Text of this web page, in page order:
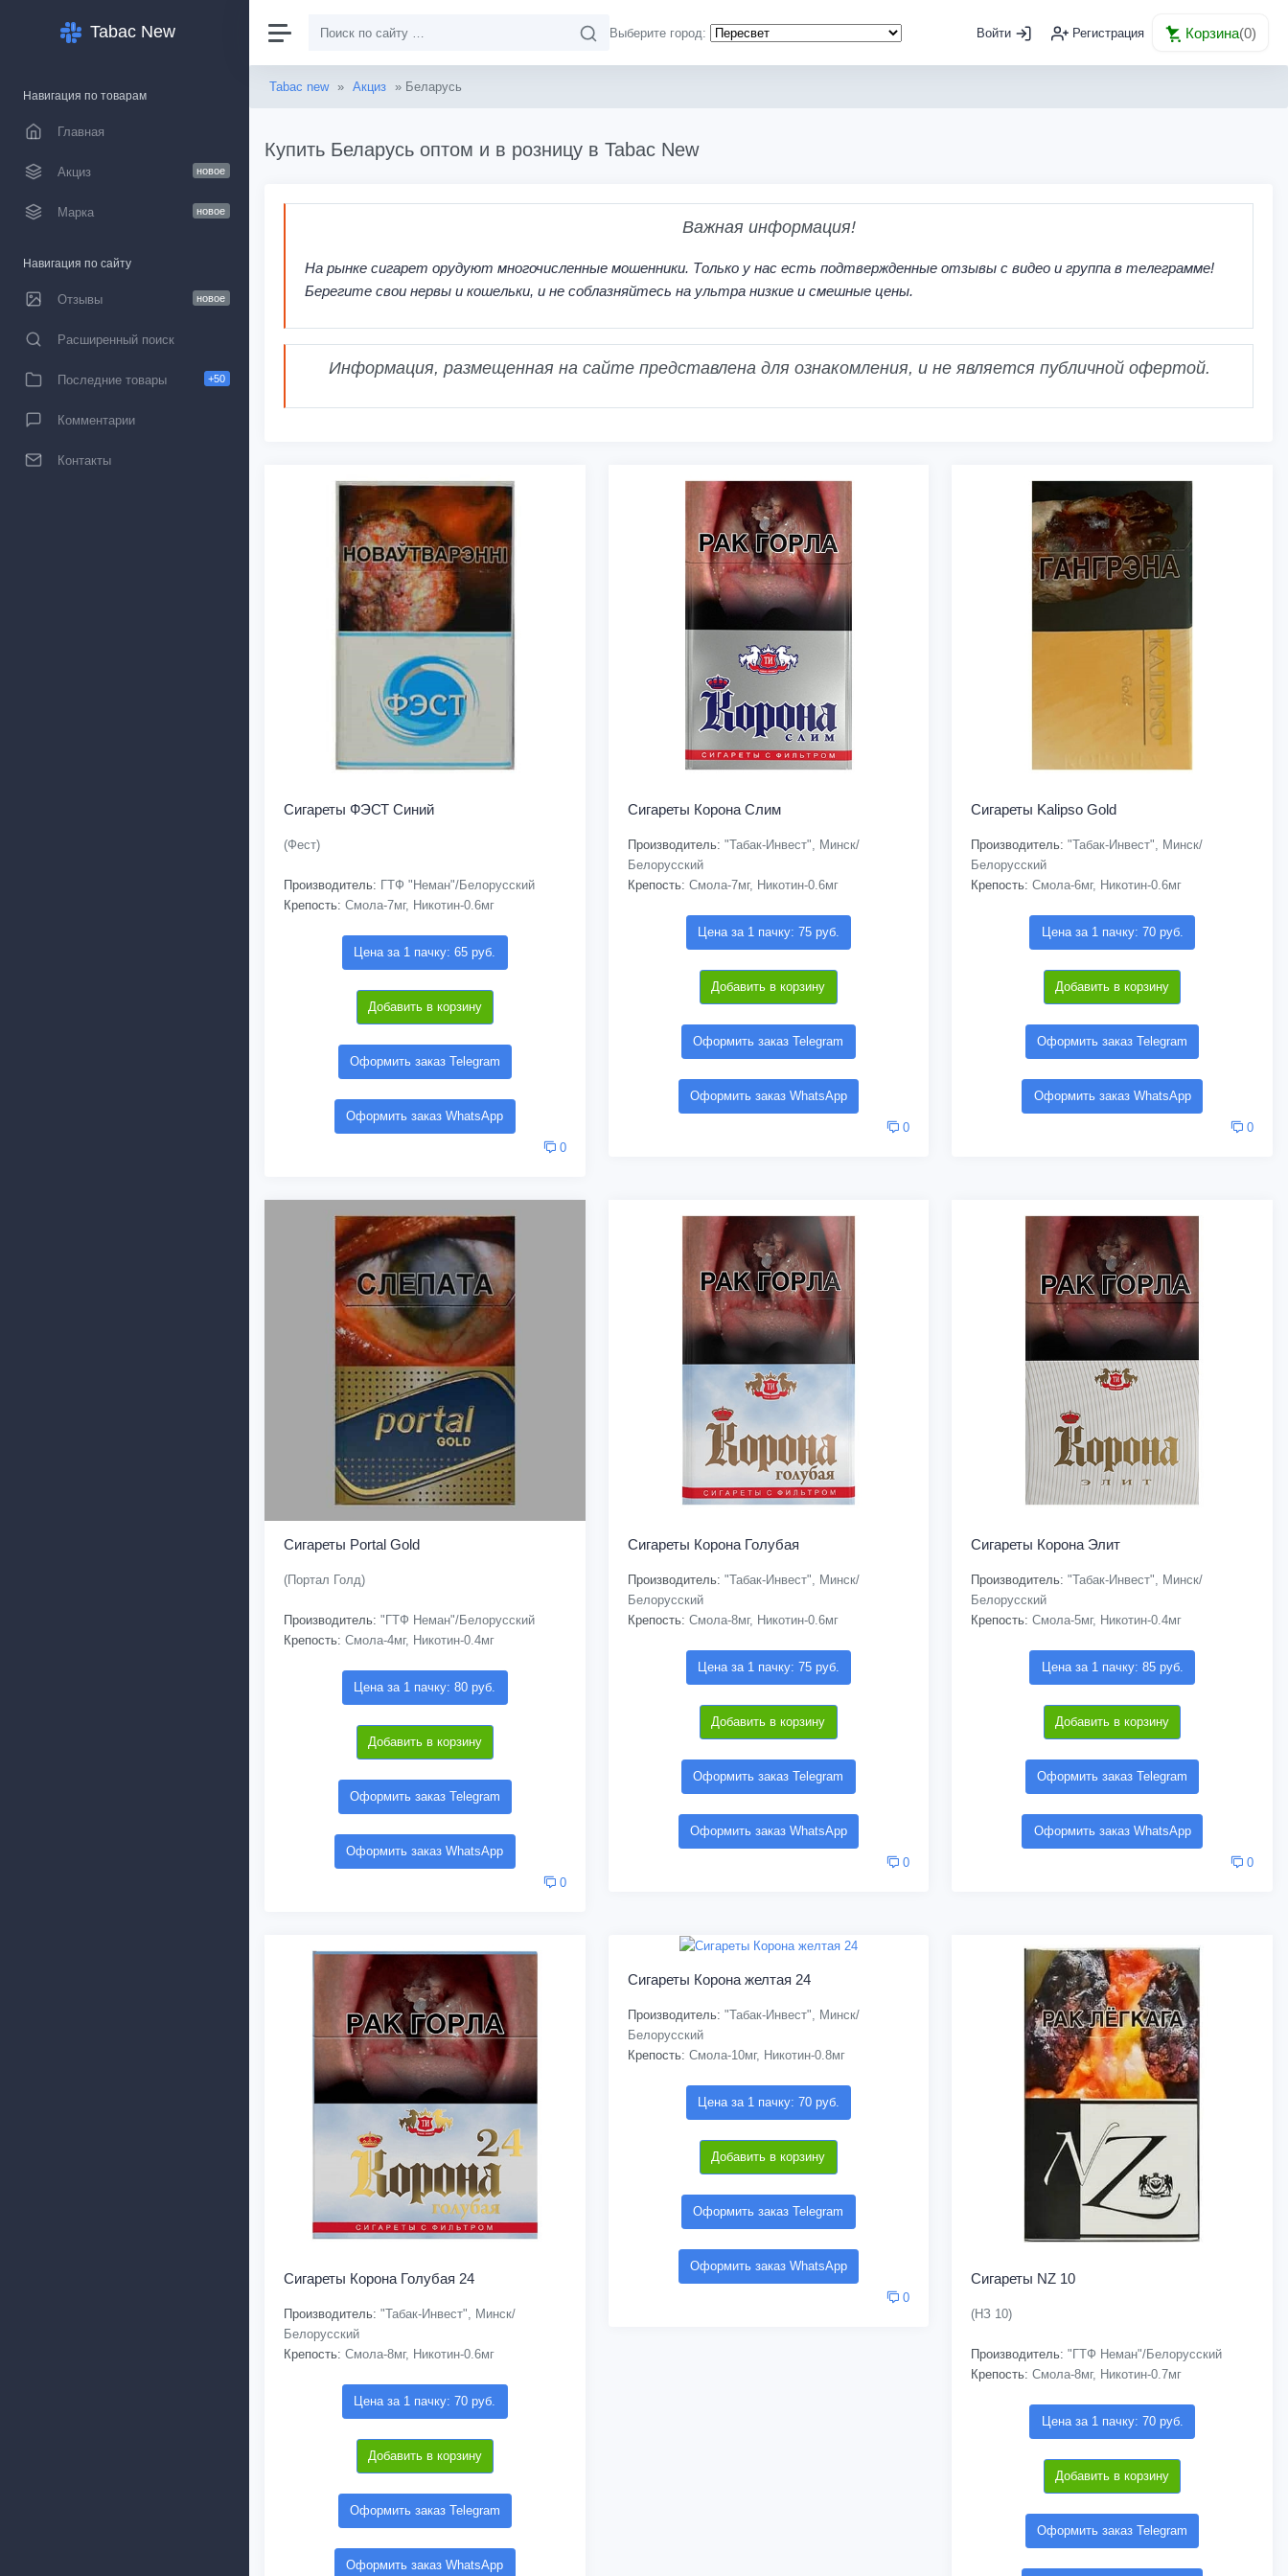
Tabac New
Навигация по товарам
Главная
Акциз новое
Марка новое
Навигация по сайту
Отзывы новое
Расширенный поиск
Последние товары +50
Комментарии
Контакты
Выберите город: Войти Регистрация Корзина(0)
Tabac new » Акциз » Беларусь
Купить Беларусь оптом и в розницу в Tabac New
Важная информация!
На рынке сигарет орудуют многочисленные мошенники. Только у нас есть подтвержденные отзывы с видео и группа в телеграмме!
Берегите свои нервы и кошельки, и не соблазняйтесь на ультра низкие и смешные цены.
Информация, размещенная на сайте представлена для ознакомления, и не является публичной офертой.
Сигареты ФЭСТ Синий
(Фест)
Производитель: ГТФ "Неман"/Белорусский
Крепость: Смола-7мг, Никотин-0.6мг
Цена за 1 пачку: 65 руб.
Добавить в корзину
Оформить заказ Telegram
Оформить заказ WhatsApp
0
Сигареты Корона Слим
Производитель: "Табак-Инвест", Минск/
Белорусский
Крепость: Смола-7мг, Никотин-0.6мг
Цена за 1 пачку: 75 руб.
Добавить в корзину
Оформить заказ Telegram
Оформить заказ WhatsApp
0
Сигареты Kalipso Gold
Производитель: "Табак-Инвест", Минск/
Белорусский
Крепость: Смола-6мг, Никотин-0.6мг
Цена за 1 пачку: 70 руб.
Добавить в корзину
Оформить заказ Telegram
Оформить заказ WhatsApp
0
Сигареты Portal Gold
(Портал Голд)
Производитель: "ГТФ Неман"/Белорусский
Крепость: Смола-4мг, Никотин-0.4мг
Цена за 1 пачку: 80 руб.
Добавить в корзину
Оформить заказ Telegram
Оформить заказ WhatsApp
0
Сигареты Корона Голубая
Производитель: "Табак-Инвест", Минск/
Белорусский
Крепость: Смола-8мг, Никотин-0.6мг
Цена за 1 пачку: 75 руб.
Добавить в корзину
Оформить заказ Telegram
Оформить заказ WhatsApp
0
Сигареты Корона Элит
Производитель: "Табак-Инвест", Минск/
Белорусский
Крепость: Смола-5мг, Никотин-0.4мг
Цена за 1 пачку: 85 руб.
Добавить в корзину
Оформить заказ Telegram
Оформить заказ WhatsApp
0
Сигареты Корона Голубая 24
Производитель: "Табак-Инвест", Минск/
Белорусский
Крепость: Смола-8мг, Никотин-0.6мг
Цена за 1 пачку: 70 руб.
Добавить в корзину
Оформить заказ Telegram
Оформить заказ WhatsApp
Сигареты Корона желтая 24
Производитель: "Табак-Инвест", Минск/
Белорусский
Крепость: Смола-10мг, Никотин-0.8мг
Цена за 1 пачку: 70 руб.
Добавить в корзину
Оформить заказ Telegram
Оформить заказ WhatsApp
0
Сигареты NZ 10
(НЗ 10)
Производитель: "ГТФ Неман"/Белорусский
Крепость: Смола-8мг, Никотин-0.7мг
Цена за 1 пачку: 70 руб.
Добавить в корзину
Оформить заказ Telegram